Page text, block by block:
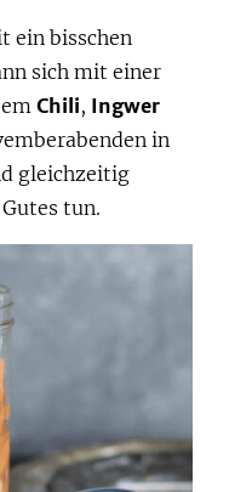
ein bisschen
sich mit einer
Chili, Ingwer
in
gleichzeitig
tun.